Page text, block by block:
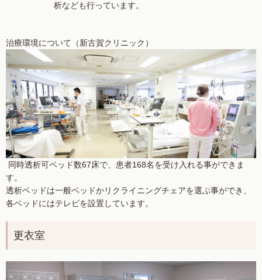
析なども行っています。
治療環境について（新古賀クリニック）
同時透析可ベッド数67床で、患者168名を受け入れる事ができま
す。
透析ベッドは一般ベッドかリクライニングチェアを選ぶ事ができ、
各ベッドにはテレビを設置しています。
更衣室